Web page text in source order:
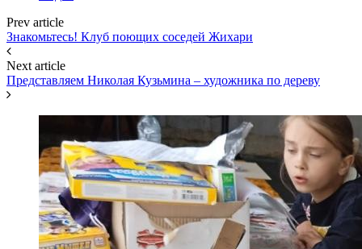
Prev article
Знакомьтесь! Клуб поющих соседей Жихари
Next article
Представляем Николая Кузьмина – художника по дереву